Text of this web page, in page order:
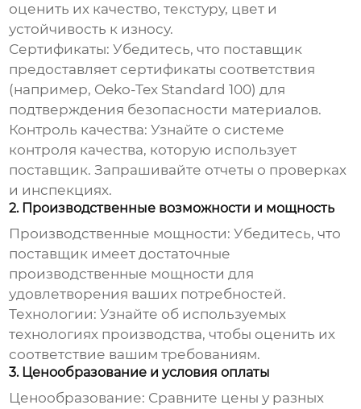
оценить их качество, текстуру, цвет и
устойчивость к износу.
Сертификаты: Убедитесь, что поставщик
предоставляет сертификаты соответствия
(например, Oeko-Tex Standard 100) для
подтверждения безопасности материалов.
Контроль качества: Узнайте о системе
контроля качества, которую использует
поставщик. Запрашивайте отчеты о проверках
и инспекциях.
2. Производственные возможности и мощность
Производственные мощности: Убедитесь, что
поставщик имеет достаточные
производственные мощности для
удовлетворения ваших потребностей.
Технологии: Узнайте об используемых
технологиях производства, чтобы оценить их
соответствие вашим требованиям.
3. Ценообразование и условия оплаты
Ценообразование: Сравните цены у разных